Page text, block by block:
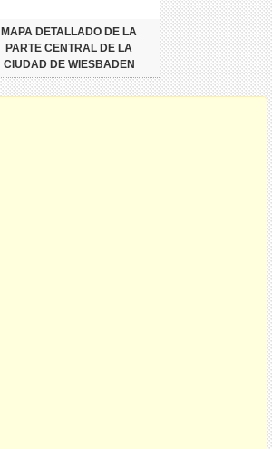
MAPA DETALLADO DE LA
PARTE CENTRAL DE LA
CIUDAD DE WIESBADEN